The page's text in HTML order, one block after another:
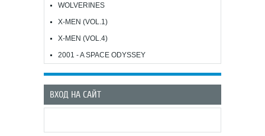
WOLVERINES
X-MEN (VOL.1)
X-MEN (VOL.4)
2001 - A SPACE ODYSSEY
ВХОД НА САЙТ